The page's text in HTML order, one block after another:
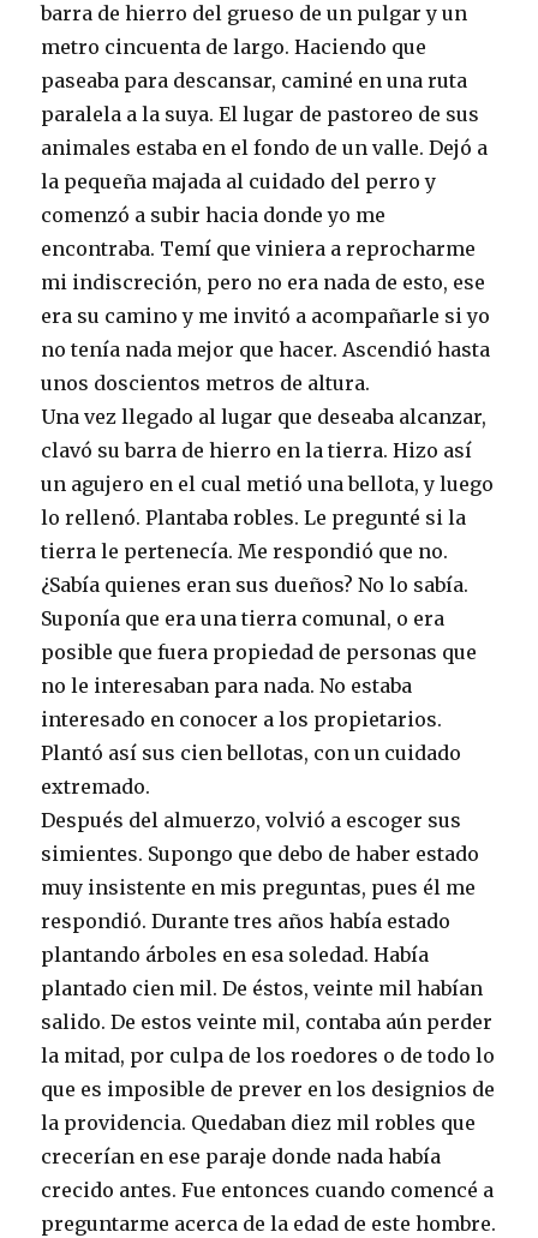
barra de hierro del grueso de un pulgar y un
metro cincuenta de largo. Haciendo que
paseaba para descansar, caminé en una ruta
paralela a la suya. El lugar de pastoreo de sus
animales estaba en el fondo de un valle. Dejó a
la pequeña majada al cuidado del perro y
comenzó a subir hacia donde yo me
encontraba. Temí que viniera a reprocharme
mi indiscreción, pero no era nada de esto, ese
era su camino y me invitó a acompañarle si yo
no tenía nada mejor que hacer. Ascendió hasta
unos doscientos metros de altura.
Una vez llegado al lugar que deseaba alcanzar,
clavó su barra de hierro en la tierra. Hizo así
un agujero en el cual metió una bellota, y luego
lo rellenó. Plantaba robles. Le pregunté si la
tierra le pertenecía. Me respondió que no.
¿Sabía quienes eran sus dueños? No lo sabía.
Suponía que era una tierra comunal, o era
posible que fuera propiedad de personas que
no le interesaban para nada. No estaba
interesado en conocer a los propietarios.
Plantó así sus cien bellotas, con un cuidado
extremado.
Después del almuerzo, volvió a escoger sus
simientes. Supongo que debo de haber estado
muy insistente en mis preguntas, pues él me
respondió. Durante tres años había estado
plantando árboles en esa soledad. Había
plantado cien mil. De éstos, veinte mil habían
salido. De estos veinte mil, contaba aún perder
la mitad, por culpa de los roedores o de todo lo
que es imposible de prever en los designios de
la providencia. Quedaban diez mil robles que
crecerían en ese paraje donde nada había
crecido antes. Fue entonces cuando comencé a
preguntarme acerca de la edad de este hombre.